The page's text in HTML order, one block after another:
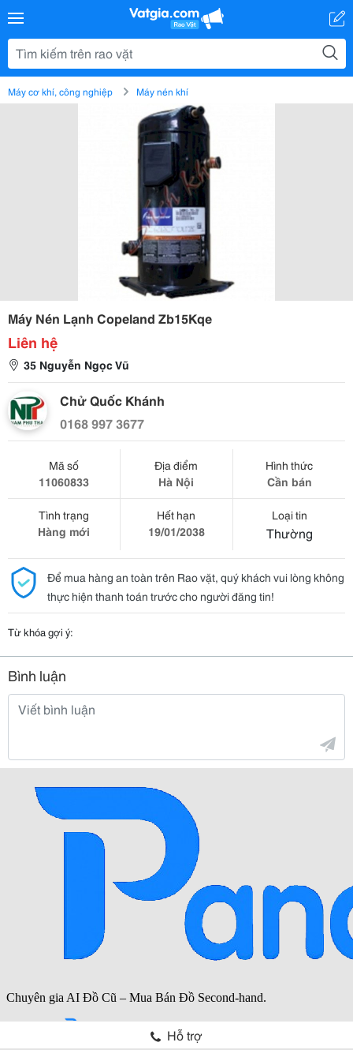
Máy cơ khí, công nghiệp Máy nén khí
Máy Nén Lạnh Copeland Zb15Kqe
Liên hệ
35 Nguyễn Ngọc Vũ
Chử Quốc Khánh
0168 997 3677
Mã số
11060833
Địa điểm
Hà Nội
Hình thức
Cần bán
Tình trạng
Hàng mới
Hết hạn
19/01/2038
Loại tin
Thường
Để mua hàng an toàn trên Rao vặt, quý khách vui lòng không
thực hiện thanh toán trước cho người đăng tin!
Từ khóa gợi ý:
Bình luận
Hỗ trợ